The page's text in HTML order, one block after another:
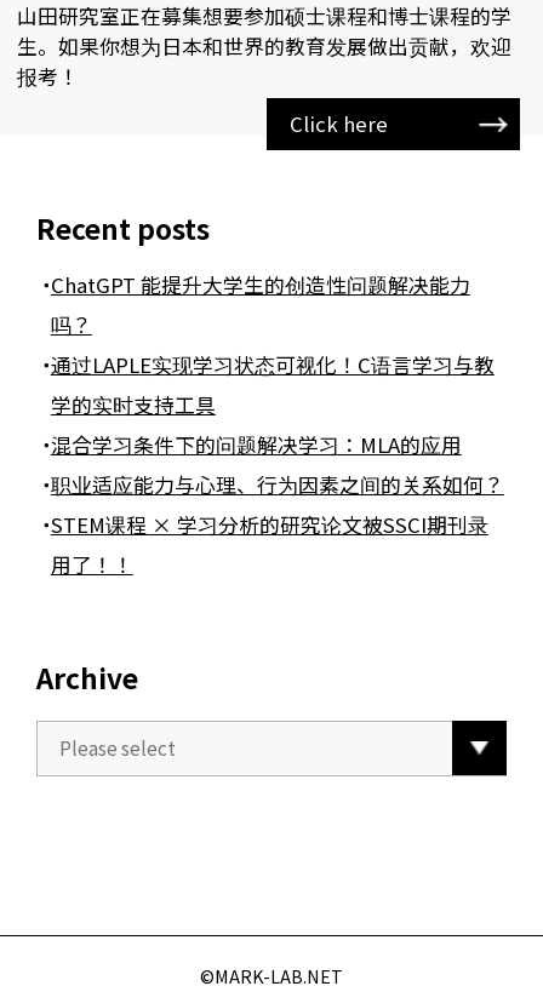
山田研究室正在募集想要参加硕士课程和博士课程的学
生。如果你想为日本和世界的教育发展做出贡献，欢迎
报考！
Click here
Recent posts
ChatGPT 能提升大学生的创造性问题解决能力
吗？
通过LAPLE实现学习状态可视化！C语言学习与教
学的实时支持工具
混合学习条件下的问题解决学习：MLA的应用
职业适应能力与心理、行为因素之间的关系如何？
STEM课程 × 学习分析的研究论文被SSCI期刊录
用了！！
Archive
©️MARK-LAB.NET